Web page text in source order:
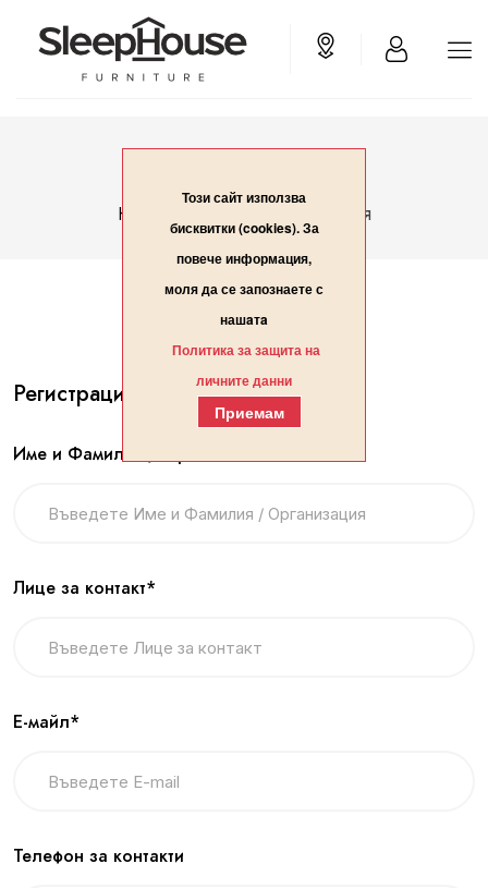
Начало Вход/Регистрация
Регистрация
Име и Фамилия / Организация*
Лице за контакт*
Е-майл*
Телефон за контакти
Този сайт използва
бисквитки (cookies). За
повече информация,
моля да се запознаете с
нашaтa
Политика за защита на
личните данни
Приемам